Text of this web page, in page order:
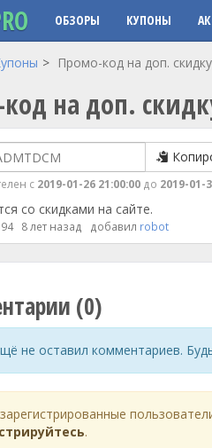
ОБЗОРЫ КУПОНЫ
Промо-код на доп.
на доп.
с 2019-01-26 21:00:00 до 2019-01-
со скидками на сайте.
8 лет назад добавил robot
(0)
не оставил комментариев.
.